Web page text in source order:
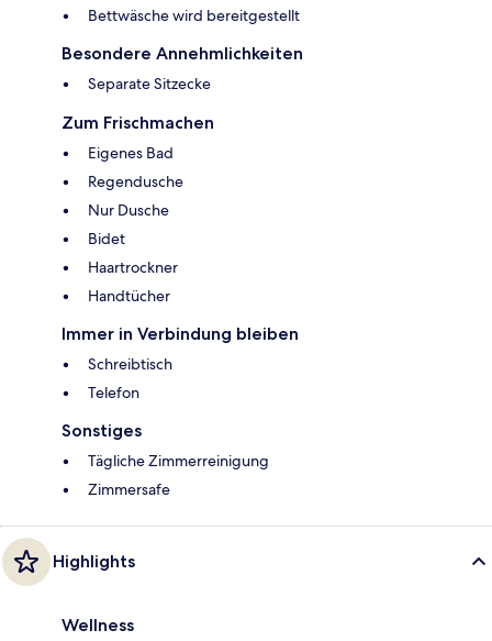
Bettwäsche wird bereitgestellt
Besondere Annehmlichkeiten
Separate Sitzecke
Zum Frischmachen
Eigenes Bad
Regendusche
Nur Dusche
Bidet
Haartrockner
Handtücher
Immer in Verbindung bleiben
Schreibtisch
Telefon
Sonstiges
Tägliche Zimmerreinigung
Zimmersafe
Highlights
Wellness